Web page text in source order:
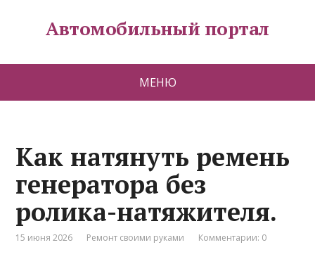
Автомобильный портал
МЕНЮ
Как натянуть ремень
генератора без
ролика-натяжителя.
15 июня 2026 Ремонт своими руками Комментарии: 0